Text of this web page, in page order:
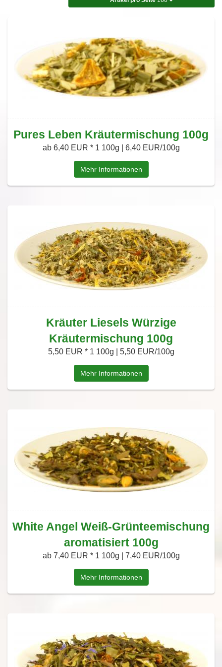
Pures Leben Kräutermischung 100g
ab 6,40 EUR * 1 100g | 6,40 EUR/100g
Mehr Informationen
Kräuter Liesels Würzige
Kräutermischung 100g
5,50 EUR * 1 100g | 5,50 EUR/100g
Mehr Informationen
White Angel Weiß-Grünteemischung
aromatisiert 100g
ab 7,40 EUR * 1 100g | 7,40 EUR/100g
Mehr Informationen